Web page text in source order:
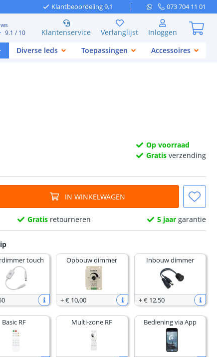
Klantbeoordeling 9.1 073 704 11 01
9.1 / 10 Klantenservice Verlanglijst
Inloggen
Diverse leds Toepassingen Accessoires
Op voorraad
Gratis verzending
IN WINKELWAGEN
Gratis retourneren 5 jaargarantie
touch Opbouw dimmer
+€ 10,00
Inbouw dimmer
+€ 12,50
Basic RF Multi-zone RF Bediening via App